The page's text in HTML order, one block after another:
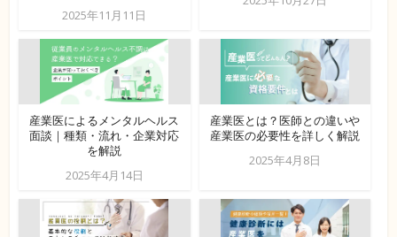
2025年11月11日
産業医によるメンタルヘルス
面談｜種類・流れ・企業対応
を解説
2025年4月14日
産業医とは？医師との違いや
産業医の必要性を詳しく解説
2025年4月8日